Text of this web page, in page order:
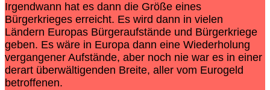
Irgendwann hat es dann die Größe eines
Bürgerkrieges erreicht. Es wird dann in vielen
Ländern Europas Bürgeraufstände und Bürgerkriege
geben. Es wäre in Europa dann eine Wiederholung
vergangener Aufstände, aber noch nie war es in einer
derart überwältigenden Breite, aller vom Eurogeld
betroffenen.